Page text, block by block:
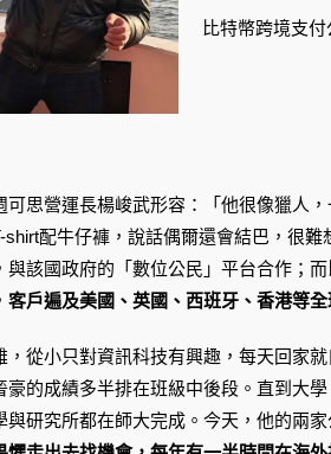
比特幣跨境支
可思營運長楊峻武形容：「他很像獵人
shirt配牛仔褲，說話偶爾還會結巴，很
與該國政府的「數位公民」平台合作；
客戶遍及美國、英國、西班牙、香港等
，從小只對資訊科技有興趣，每天回家
豪的成績多半排在班級中後段。直到大
與研究所都在師大完成。今天，他的兩